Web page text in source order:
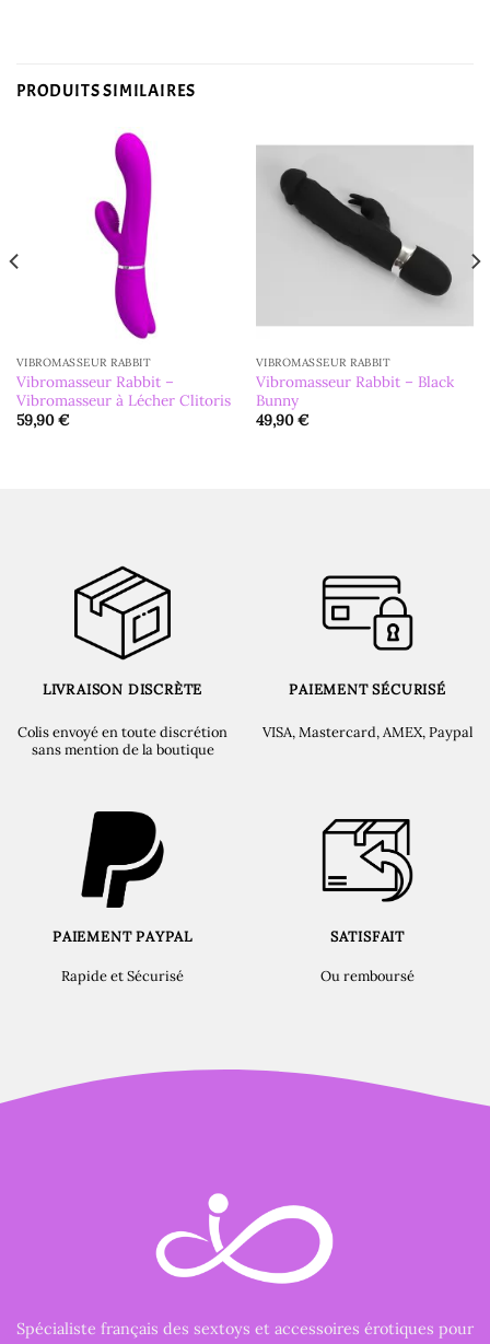
PRODUITS SIMILAIRES
VIBROMASSEUR RABBIT
Vibromasseur Rabbit –
Vibromasseur à Lécher Clitoris
59,90€
VIBROMASSEUR RABBIT
Vibromasseur Rabbit – Black
Bunny
49,90€
LIVRAISON DISCRÈTE
Colis envoyé en toute discrétion
sans mention de la boutique
PAIEMENT SÉCURISÉ
VISA, Mastercard, AMEX, Paypal
PAIEMENT PAYPAL
Rapide et Sécurisé
SATISFAIT
Ou remboursé
Spécialiste français des sextoys et accessoires érotiques pour